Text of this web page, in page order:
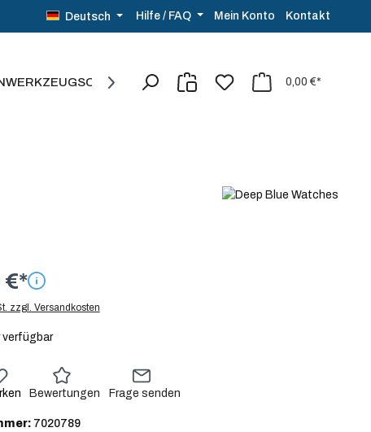
Deutsch Hilfe / FAQ Mein Konto Kontakt
SCHMUCK SALE% 0,00 €*
€*
zzgl. Versandkosten
verfügbar
Bewertungen Frage senden
7020789